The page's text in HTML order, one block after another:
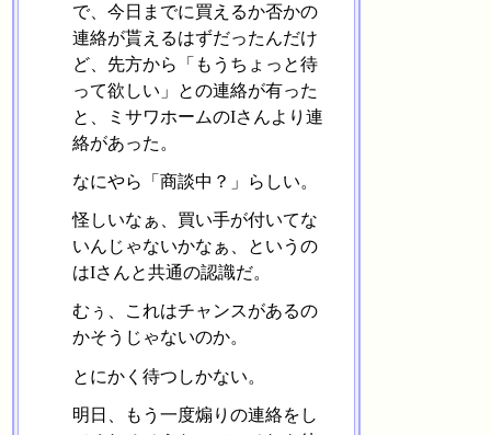
で、今日までに買えるか否かの
連絡が貰えるはずだったんだけ
ど、先方から「もうちょっと待
って欲しい」との連絡が有った
と、ミサワホームのIさんより連
絡があった。
なにやら「商談中？」らしい。
怪しいなぁ、買い手が付いてな
いんじゃないかなぁ、というの
はIさんと共通の認識だ。
むぅ、これはチャンスがあるの
かそうじゃないのか。
とにかく待つしかない。
明日、もう一度煽りの連絡をし